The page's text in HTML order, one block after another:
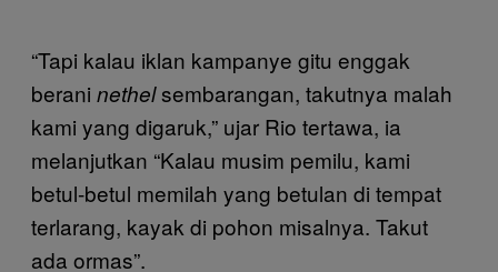
“Tapi kalau iklan kampanye gitu enggak
berani nethelsembarangan, takutnya malah
kami yang digaruk,” ujar Rio tertawa, ia
melanjutkan “Kalau musim pemilu, kami
betul-betul memilah yang betulan di tempat
terlarang, kayak di pohon misalnya. Takut
ada ormas”.